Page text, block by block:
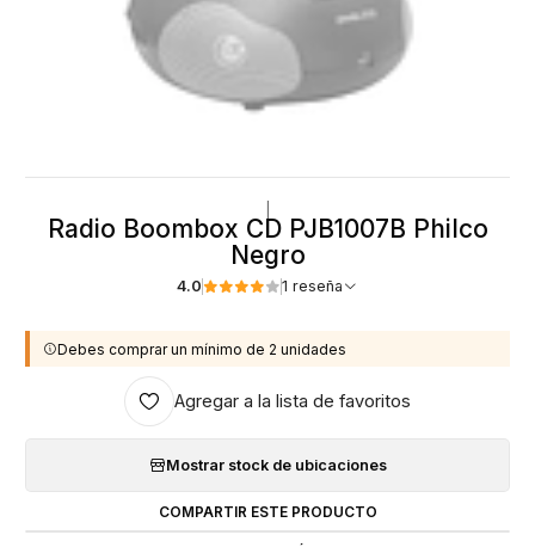
Radio Boombox CD PJB1007B Philco
Negro
4.0 1 reseña
Debes comprar un mínimo de 2 unidades
Agregar a la lista de favoritos
Mostrar stock de ubicaciones
COMPARTIR ESTE PRODUCTO